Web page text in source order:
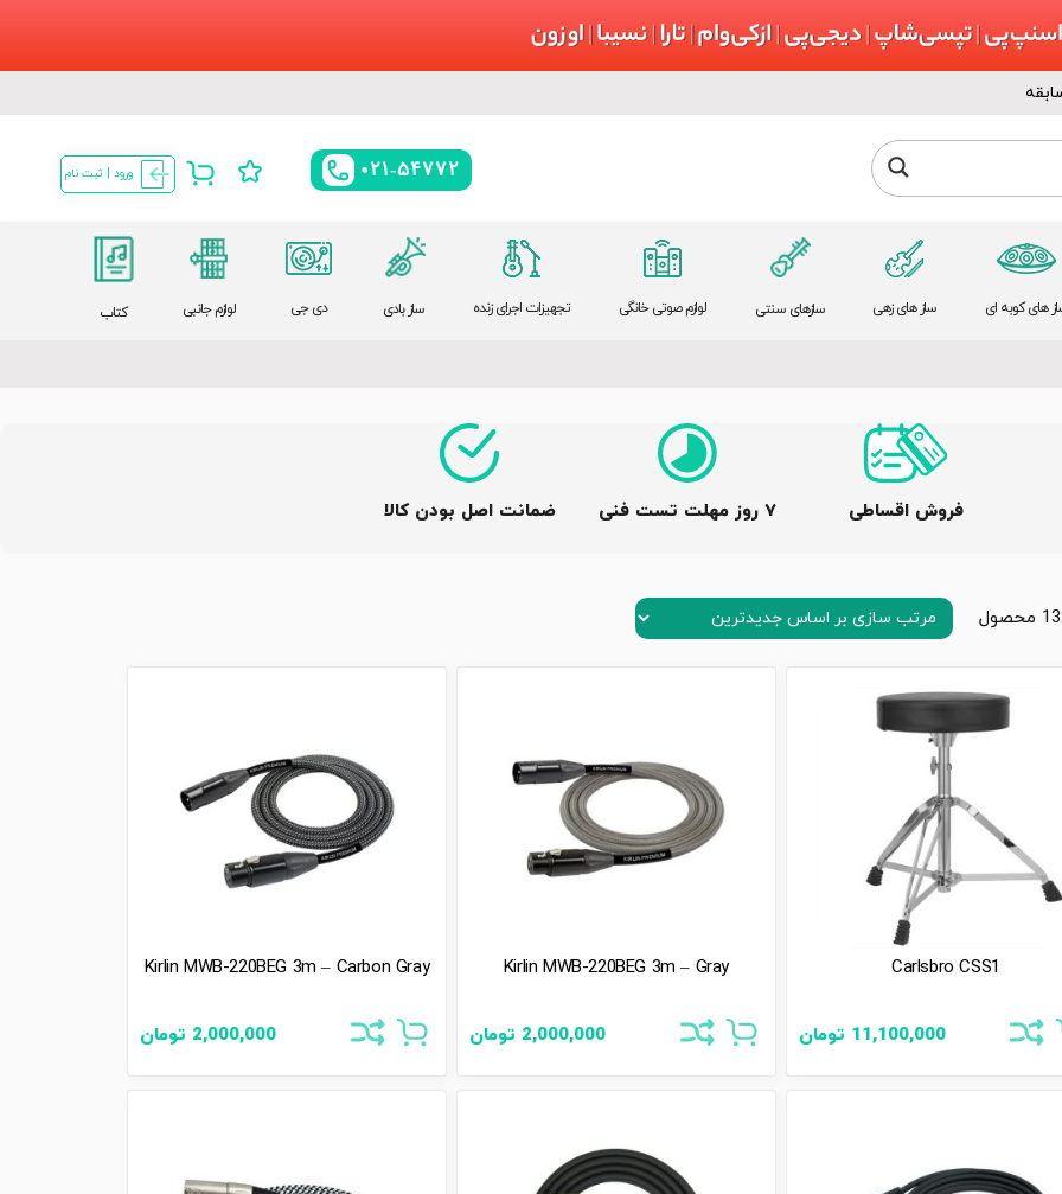
ورود | ثبت نام 021-54772
های کوبه ای ساز های زهی سازهای سنتی لوازم صوتی خانگی تجهیزات اجرای زنده ساز بادی دی جی لوازم جانبی کتاب
فروش اقساطی ٧ روز مهلت تست فنی ضمانت اصل بودن کالا
Carlsbro CSS1
11,100,000 تومان
Kirlin MWB-220BEG 3m – Gray
2,000,000 تومان
Kirlin MWB-220BEG 3m – Carbon Gray
2,000,000 تومان